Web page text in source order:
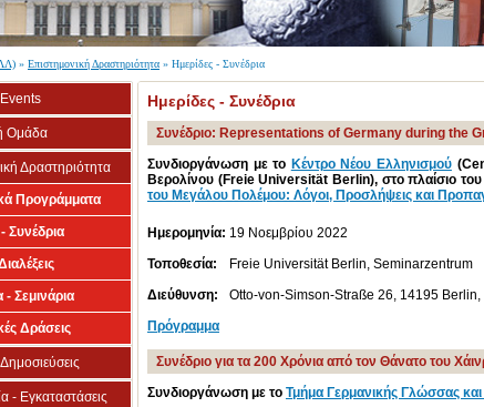
» Επιστημονική Δραστηριότητα » Ημερίδες - Συνέδρια
Ομάδα
Δραστηριότητα
Προγράμματα
Συνέδρια
Σεμινάρια
Δράσεις
- Εγκαταστάσεις
Ημερίδες - Συνέδρια
Συνέδριο: Representations of Germany during the
Συνδιοργάνωση με το Κέντρο Νέου Ελληνισμού
Βερολίνου (Freie Universität Berlin), στο πλαίσιο
του Μεγάλου Πολέμου: Λόγοι, Προσλήψεις και
Ημερομηνία: 19 Νοεμβρίου 2022
Τοποθεσία:
Freie Universität Berlin, Seminarzentrum
Διεύθυνση:
Otto-von-Simson-Straße 26, 14195 Berlin,
Πρόγραμμα
Συνέδριο για τα 200 Χρόνια από τον Θάνατο του
Συνδιοργάνωση με το Τμήμα Γερμανικής Γλώσσας και